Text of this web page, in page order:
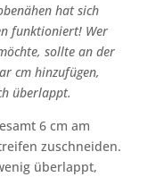
hat sich
funktioniert! Wer
sollte an der
cm hinzufügen,
überlappt.
6 cm am
zuschneiden.
überlappt,